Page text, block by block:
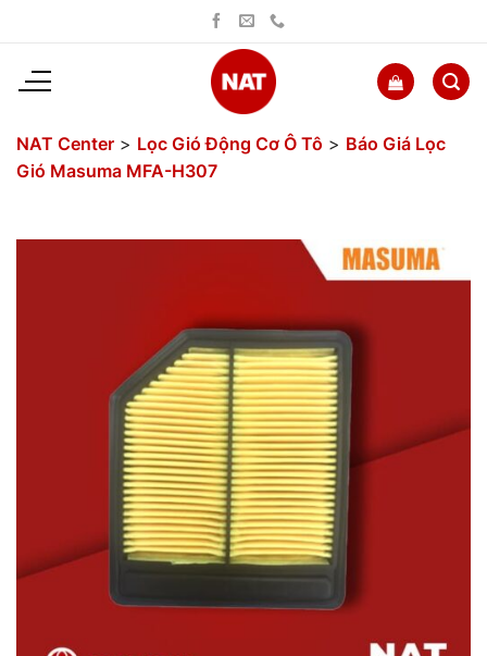
dung
NAT Center > Lọc Gió Động Cơ Ô Tô > Báo Giá Lọc
Gió Masuma MFA-H307